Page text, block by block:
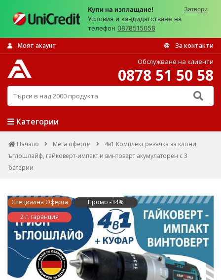
Купи на изплащане!
Условия и кандидатстване на
телефон 0878515058
Затвори
Моят акаунт За контакти
Търси в над 2000 продукта
Обслужване на клиенти
0878 51 50 58
Категории
Начало Мега оферти
4в1 Комплект резачка за клони,
ъглошлайф, гайковерт-импакт и винтоверт акумулаторен с 3
батерии
Специална Оферта
Промо -34%
2 г. гаранция